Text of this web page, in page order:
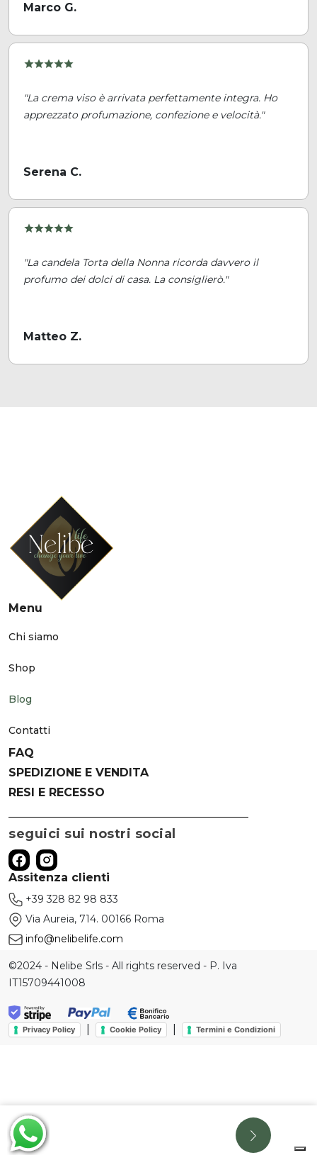
Marco G.
"La crema viso è arrivata perfettamente integra. Ho
apprezzato profumazione, confezione e velocità."
Serena C.
"La candela Torta della Nonna ricorda davvero il
profumo dei dolci di casa. La consiglierò."
Matteo Z.
Menu
Chi siamo
Shop
Blog
Contatti
FAQ
SPEDIZIONE E VENDITA
RESI E RECESSO
seguici sui nostri social
Assitenza clienti
+39 328 82 98 833
Via Aureia, 714. 00166 Roma
info@nelibelife.com
©2024 - Nelibe Srls - All rights reserved - P. Iva
IT15709441008
Privacy Policy Cookie Policy Termini e Condizioni
Informativa sulla raccolta
Le tue preferenze relative alla privacy